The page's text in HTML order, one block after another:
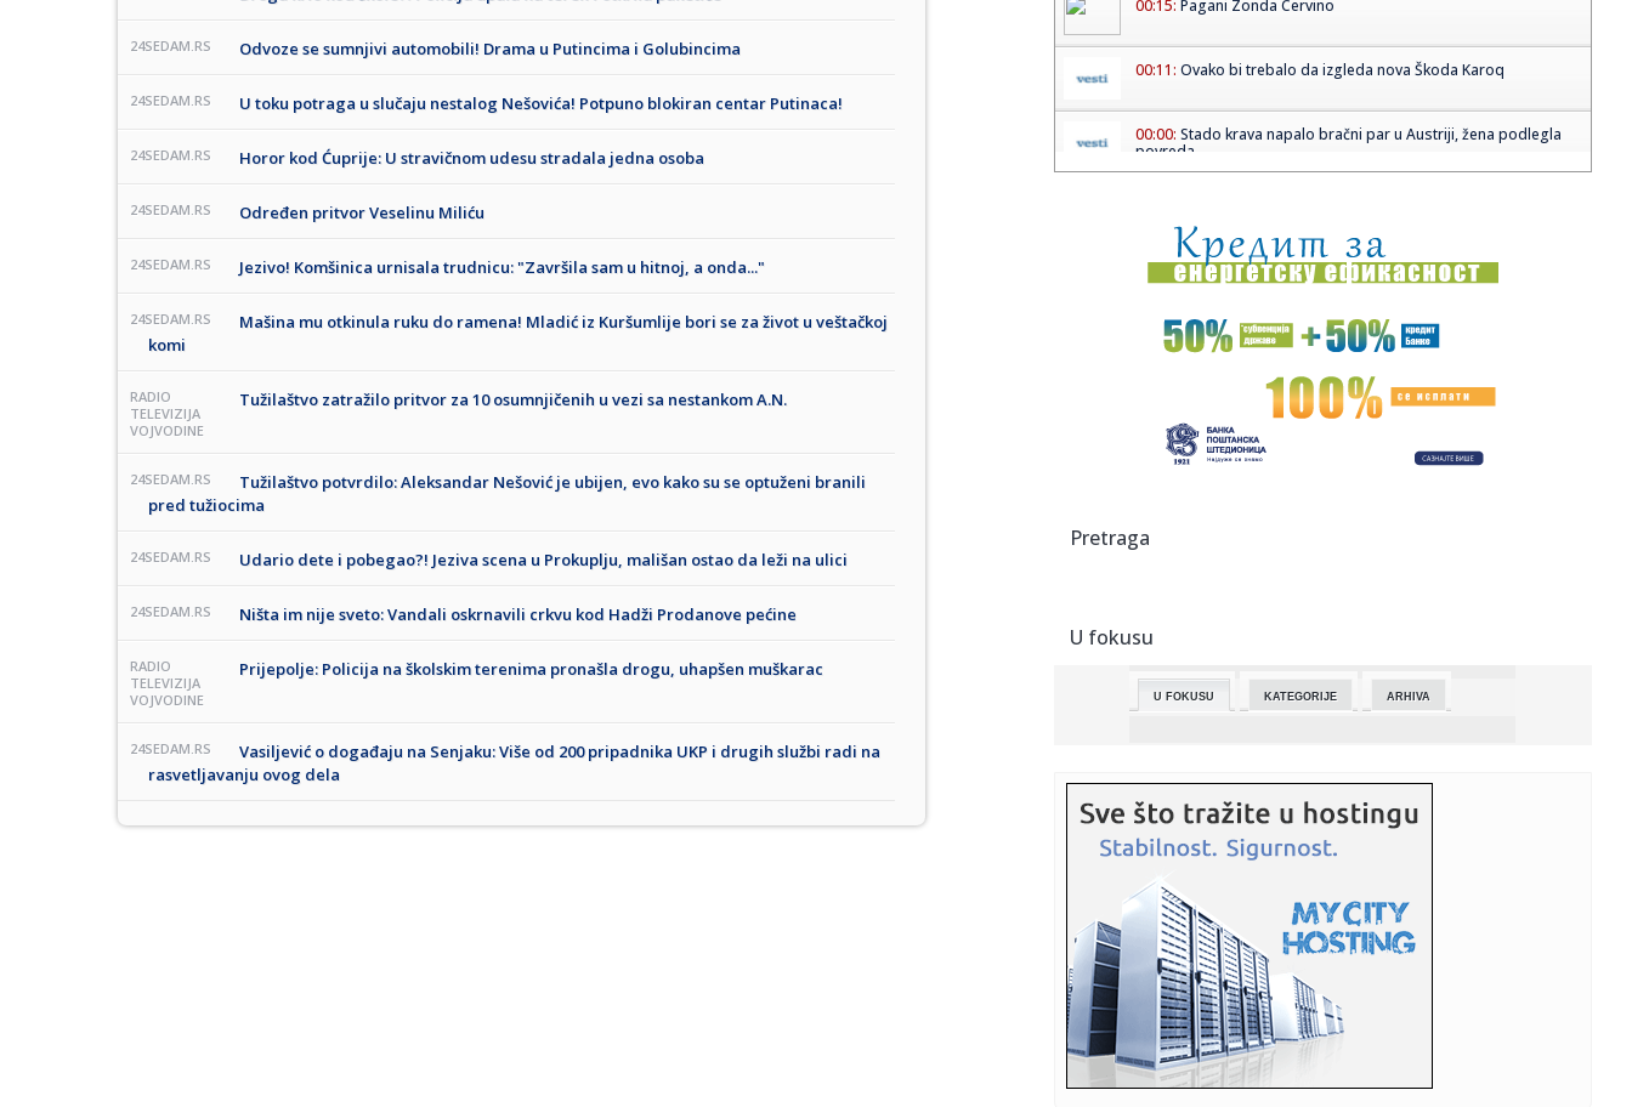
24SEDAM.RS Odvoze se sumnjivi automobili! Drama u Putincima i Golubincima
24SEDAM.RS U toku potraga u slučaju nestalog Nešovića! Potpuno blokiran centar Putinaca!
24SEDAM.RS Horor kod Ćuprije: U stravičnom udesu stradala jedna osoba
24SEDAM.RS Određen pritvor Veselinu Miliću
24SEDAM.RS Jezivo! Komšinica urnisala trudnicu: "Završila sam u hitnoj, a onda..."
24SEDAM.RS
Mašina mu otkinula ruku do ramena! Mladić iz Kuršumlije bori se za život u veštačkoj
komi
RADIO
TELEVIZIJA
VOJVODINE
Tužilaštvo zatražilo pritvor za 10 osumnjičenih u vezi sa nestankom A.N.
24SEDAM.RS
Tužilaštvo potvrdilo: Aleksandar Nešović je ubijen, evo kako su se optuženi branili
pred tužiocima
24SEDAM.RS Udario dete i pobegao?! Jeziva scena u Prokuplju, mališan ostao da leži na ulici
24SEDAM.RS Ništa im nije sveto: Vandali oskrnavili crkvu kod Hadži Prodanove pećine
RADIO
TELEVIZIJA
VOJVODINE
Prijepolje: Policija na školskim terenima pronašla drogu, uhapšen muškarac
24SEDAM.RS
Vasiljević o događaju na Senjaku: Više od 200 pripadnika UKP i drugih službi radi na
rasvetljavanju ovog dela
00:15: Pagani Zonda Cervino
00:11: Ovako bi trebalo da izgleda nova Škoda Karoq
00:00: Stado krava napalo bračni par u Austriji, žena podlegla
povreda...
23:50:Sudar dva aviona na aeromitingu u SAD, nije poznato ima
li žrtav...
23:50:Zemljotres od 5,2 stepeni Rihtera pogodio jug Kine
Snažan zemljotres pogodio Rusiju! Treslo se kod Kurilskih
23:39:Amerikanci vratili u proizvodnju V8 motor s 1000 KS
revanšrao Memi...
23:16:
23:12:
Studenti pozivaju na protest u ponedeljak ispred
22:56:VOJVODINA ISPRED PARTIZANA: Novosađani srušili OFK
Beograd i os...
22:55:Suzuki prestiže Hondu po prvi put u istoriji?
22:55:I Kecmanović osvojio Čelendžer! Sledi skok na ATP listi
22:50:Emina došla u Beograd! Evo kojim povodom (FOTO)
Pretraga
U fokusu
U FOKUSU KATEGORIJE ARHIVA